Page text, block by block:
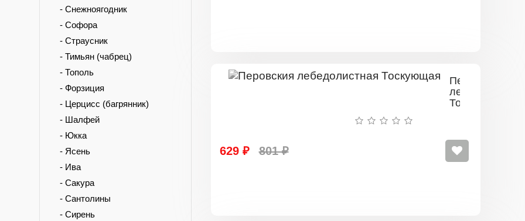
- Снежноягодник
- Софора
- Страусник
- Тимьян (чабрец)
- Тополь
- Форзиция
- Церцисс (багрянник)
- Шалфей
- Юкка
- Ясень
- Ива
- Сакура
- Сантолины
- Сирень
Перовския
лебедолистная
Тоскующая
629 ₽ 801 ₽